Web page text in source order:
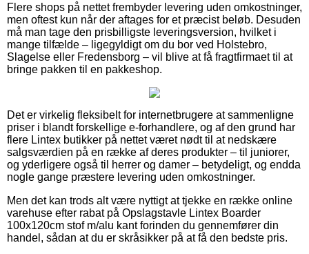
Flere shops på nettet frembyder levering uden omkostninger,
men oftest kun når der aftages for et præcist beløb. Desuden
må man tage den prisbilligste leveringsversion, hvilket i
mange tilfælde – ligegyldigt om du bor ved Holstebro,
Slagelse eller Fredensborg – vil blive at få fragtfirmaet til at
bringe pakken til en pakkeshop.
Det er virkelig fleksibelt for internetbrugere at sammenligne
priser i blandt forskellige e-forhandlere, og af den grund har
flere Lintex butikker på nettet været nødt til at nedskære
salgsværdien på en række af deres produkter – til juniorer,
og yderligere også til herrer og damer – betydeligt, og endda
nogle gange præstere levering uden omkostninger.
Men det kan trods alt være nyttigt at tjekke en række online
varehuse efter rabat på Opslagstavle Lintex Boarder
100x120cm stof m/alu kant forinden du gennemfører din
handel, sådan at du er skråsikker på at få den bedste pris.